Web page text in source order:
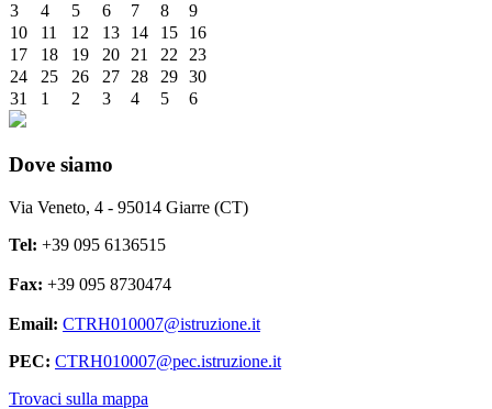
3
4 5 6 7 8
9
10
11 12 13 14 15
16
17
18 19 20 21 22
23
24
25 26 27 28 29 30
31
1 2 3 4 5 6
Dove siamo
Via Veneto, 4 - 95014 Giarre (CT)
Tel: +39 095 6136515
Fax: +39 095 8730474
Email: CTRH010007@istruzione.it
PEC: CTRH010007@pec.istruzione.it
Trovaci sulla mappa